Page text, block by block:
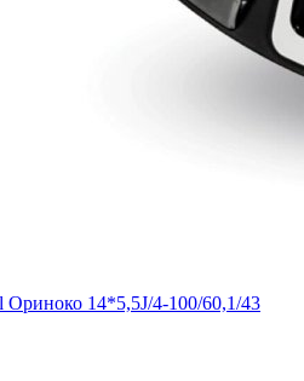
Ориноко 14*5,5J/4-100/60,1/43